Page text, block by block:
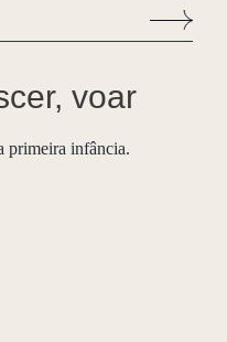
voar
primeira infância.